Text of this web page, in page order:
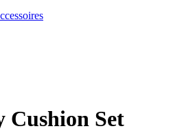
Cushion Set